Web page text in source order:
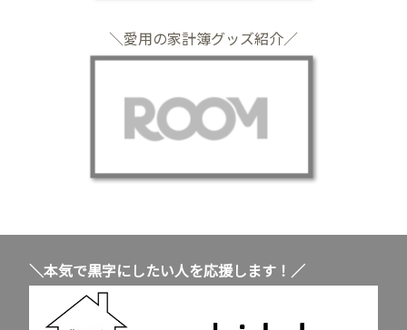
＼愛用の家計簿グッズ紹介／
＼本気で黒字にしたい人を応援します！／